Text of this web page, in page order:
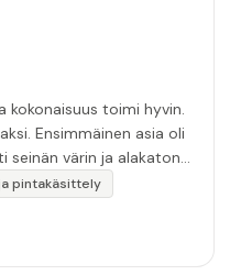
kokonaisuus toimi hyvin.
Ensimmäinen asia oli
seinän värin ja alakaton
Hyvä toki että siinä
tähän huomiota.
pintakäsittely